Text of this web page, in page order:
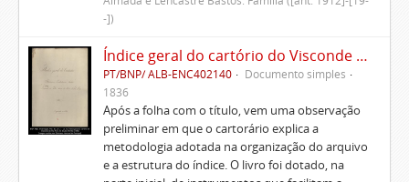
-])
Índice geral do cartório do Visconde de Vila Nova do Souto d'El-Rei
PT/BNP/ ALB-ENC402140
Documento simples
1836
Após a folha com o título, vem uma observação
preliminar em que o cartorário explica a
metodologia adotada na organização do arquivo
e a estrutura do índice. O livro foi dotado, na